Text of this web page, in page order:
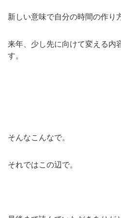
新しい意味で自分の時間の作り
来年、少し先に向けて変える内
す。
そんなこんなで。
それではこの辺で。